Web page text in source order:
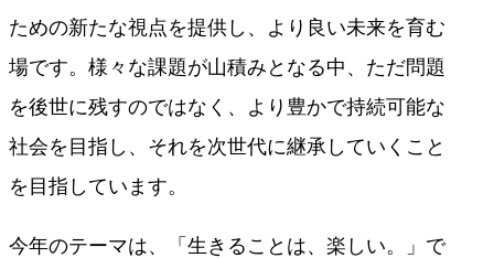
ための新たな視点を提供し、より良い未来を育む
場です。様々な課題が山積みとなる中、ただ問題
を後世に残すのではなく、より豊かで持続可能な
社会を目指し、それを次世代に継承していくこと
を目指しています。
今年のテーマは、「生きることは、楽しい。」で